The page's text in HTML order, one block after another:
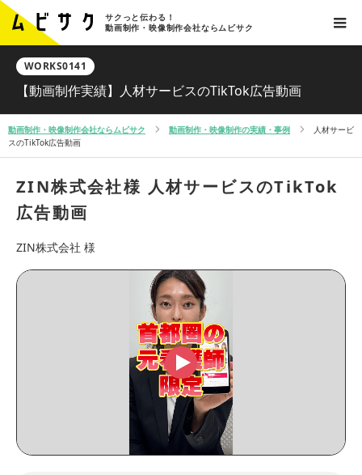
サクっと伝わる！
動画制作・映像制作会社ならムビサク
WORKS0141
【動画制作実績】人材サービスのTikTok広告動画
動画制作・映像制作会社ならムビサク 動画制作・映像制作の実績・事例
人材サービ
スのTikTok広告動画
ZIN株式会社様 人材サービスのTikTok
広告動画
ZIN株式会社 様